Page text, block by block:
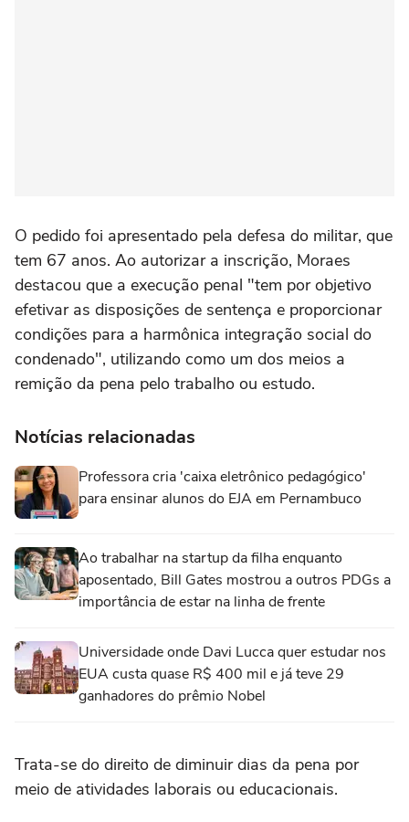
O pedido foi apresentado pela defesa do militar, que
tem 67 anos. Ao autorizar a inscrição, Moraes
destacou que a execução penal "tem por objetivo
efetivar as disposições de sentença e proporcionar
condições para a harmônica integração social do
condenado", utilizando como um dos meios a
remição da pena pelo trabalho ou estudo.
Notícias relacionadas
Professora cria 'caixa eletrônico pedagógico'
para ensinar alunos do EJA em Pernambuco
Ao trabalhar na startup da filha enquanto
aposentado, Bill Gates mostrou a outros PDGs a
importância de estar na linha de frente
Universidade onde Davi Lucca quer estudar nos
EUA custa quase R$ 400 mil e já teve 29
ganhadores do prêmio Nobel
Trata-se do direito de diminuir dias da pena por
meio de atividades laborais ou educacionais.